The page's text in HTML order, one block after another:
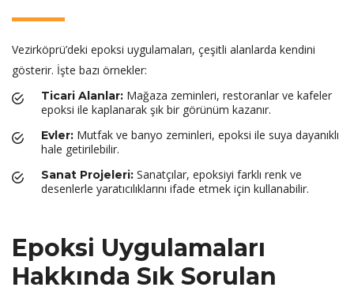
Vezirköprü’deki epoksi uygulamaları, çeşitli alanlarda kendini
gösterir. İşte bazı örnekler:
Ticari Alanlar: Mağaza zeminleri, restoranlar ve kafeler
epoksi ile kaplanarak şık bir görünüm kazanır.
Evler: Mutfak ve banyo zeminleri, epoksi ile suya dayanıklı
hale getirilebilir.
Sanat Projeleri: Sanatçılar, epoksiyi farklı renk ve
desenlerle yaratıcılıklarını ifade etmek için kullanabilir.
Epoksi Uygulamaları
Hakkında Sık Sorulan